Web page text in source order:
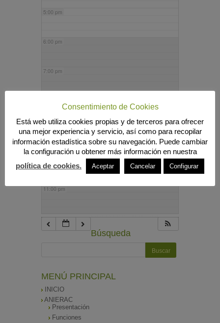
5:00 pm
6:00 pm
7:00 pm
9:00 pm
11:00 pm
Búsqueda
MENÚ PRINCIPAL
INICIO
ANIERAC
Presentación
Funciones
Consentimiento de Cookies
Está web utiliza cookies propias y de terceros para ofrecer
una mejor experiencia y servicio, así como para recopilar
información estadística sobre su navegación. Puede cambiar
la configuración u obtener más información en nuestra
política de cookies.
Aceptar Cancelar Configurar